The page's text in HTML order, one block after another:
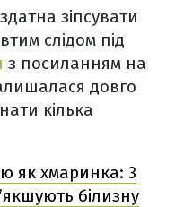
зіпсувати
слідом під
з посиланням на
довго
кілька
як хмаринка: 3
білизну